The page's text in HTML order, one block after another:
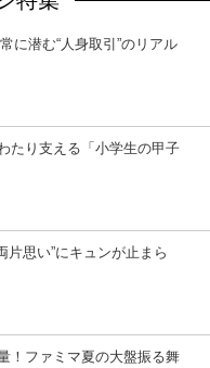
に潜む“人身取引”のリアル
たり支える「小学生の甲子
片思い”にキュンが止まら
！ファミマ夏の大盤振る舞